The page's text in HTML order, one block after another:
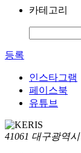
카테고리
등록
인스타그램
페이스북
유튜브
41061 대구광역